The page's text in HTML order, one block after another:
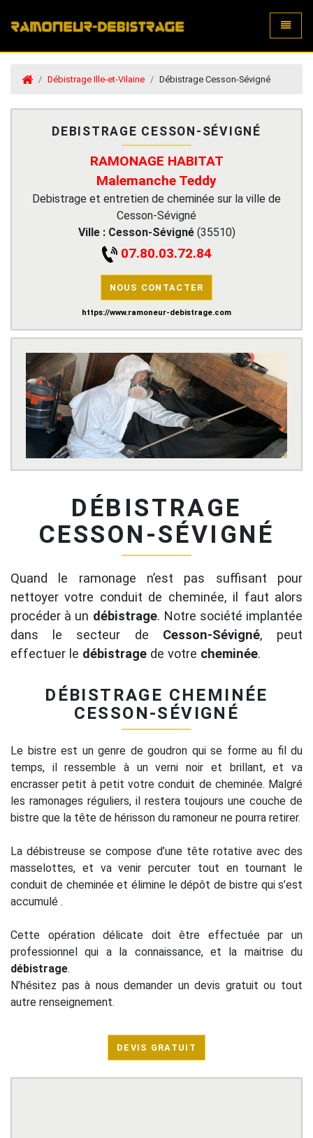
Débistrage Ille-et-Vilaine Débistrage Cesson-Sévigné
DEBISTRAGE CESSON-SÉVIGNÉ
RAMONAGE HABITAT
Malemanche Teddy
Debistrage et entretien de cheminée sur la ville de
Cesson-Sévigné
Ville : Cesson-Sévigné(35510)
07.80.03.72.84
NOUS CONTACTER
https://www.ramoneur-debistrage.com
DÉBISTRAGE
CESSON-SÉVIGNÉ
Quand le ramonage n’est pas suffisant pour
nettoyer votre conduit de cheminée, il faut alors
procéder à un débistrage. Notre société implantée
dans le secteur de Cesson-Sévigné, peut
effectuer le débistrage de votre cheminée.
DÉBISTRAGE CHEMINÉE
CESSON-SÉVIGNÉ
Le bistre est un genre de goudron qui se forme au fil du
temps, il ressemble à un verni noir et brillant, et va
encrasser petit à petit votre conduit de cheminée. Malgré
les ramonages réguliers, il restera toujours une couche de
bistre que la tête de hérisson du ramoneur ne pourra retirer.
La débistreuse se compose d’une tête rotative avec des
masselottes, et va venir percuter tout en tournant le
conduit de cheminée et élimine le dépôt de bistre qui s’est
accumulé .
Cette opération délicate doit être effectuée par un
professionnel qui a la connaissance, et la maitrise du
débistrage.
N’hésitez pas à nous demander un devis gratuit ou tout
autre renseignement.
DEVIS GRATUIT